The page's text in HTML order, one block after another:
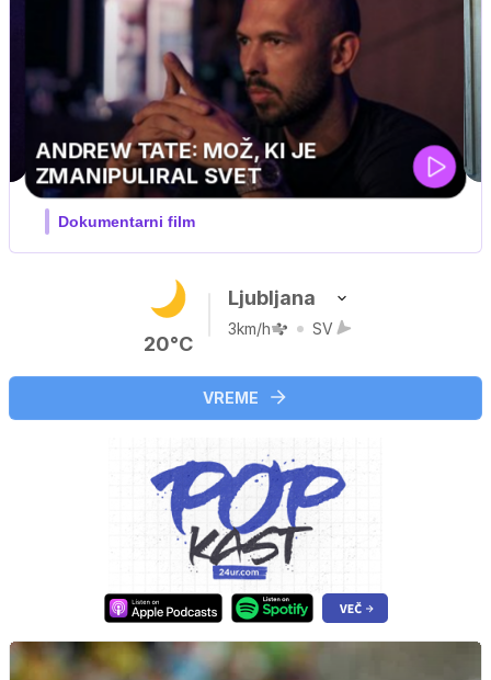
MOJ PRIJATELJ PINGVIN
Film meseca / družinski, pustolovski
20°C
Ljubljana
3km/h SV
VREME